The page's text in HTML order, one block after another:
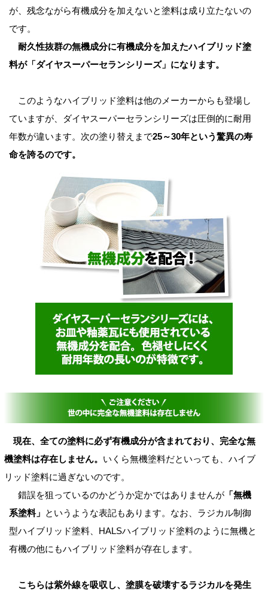
が、残念ながら有機成分を加えないと塗料は成り立たないの
です。
耐久性抜群の無機成分に有機成分を加えたハイブリッド塗
料が「ダイヤスーパーセランシリーズ」になります。
このようなハイブリッド塗料は他のメーカーからも登場し
ていますが、ダイヤスーパーセランシリーズは圧倒的に耐用
年数が違います。次の塗り替えまで25～30年という驚異の寿
命を誇るのです。
現在、全ての塗料に必ず有機成分が含まれており、完全な無
機塗料は存在しません。 いくら無機塗料だといっても、ハイブ
リッド塗料に過ぎないのです。
錯誤を狙っているのかどうか定かではありませんが「無機
系塗料」 というような表記もあります。なお、ラジカル制御
型ハイブリッド塗料、HALSハイブリッド塗料のように無機と
有機の他にもハイブリッド塗料が存在します。
こちらは紫外線を吸収し、塗膜を破壊するラジカルを発生